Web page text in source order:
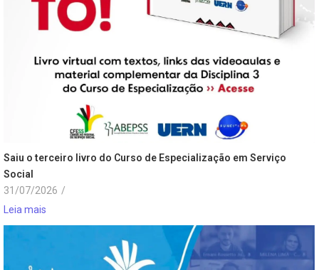
Saiu o terceiro livro do Curso de Especialização em Serviço
Social
31/07/2026 /
Leia mais